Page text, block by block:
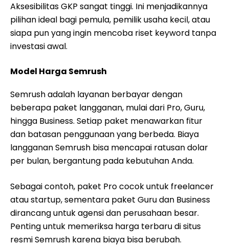
Aksesibilitas GKP sangat tinggi. Ini menjadikannya
pilihan ideal bagi pemula, pemilik usaha kecil, atau
siapa pun yang ingin mencoba riset keyword tanpa
investasi awal.
Model Harga Semrush
Semrush adalah layanan berbayar dengan
beberapa paket langganan, mulai dari Pro, Guru,
hingga Business. Setiap paket menawarkan fitur
dan batasan penggunaan yang berbeda. Biaya
langganan Semrush bisa mencapai ratusan dolar
per bulan, bergantung pada kebutuhan Anda.
Sebagai contoh, paket Pro cocok untuk freelancer
atau startup, sementara paket Guru dan Business
dirancang untuk agensi dan perusahaan besar.
Penting untuk memeriksa harga terbaru di situs
resmi Semrush karena biaya bisa berubah.